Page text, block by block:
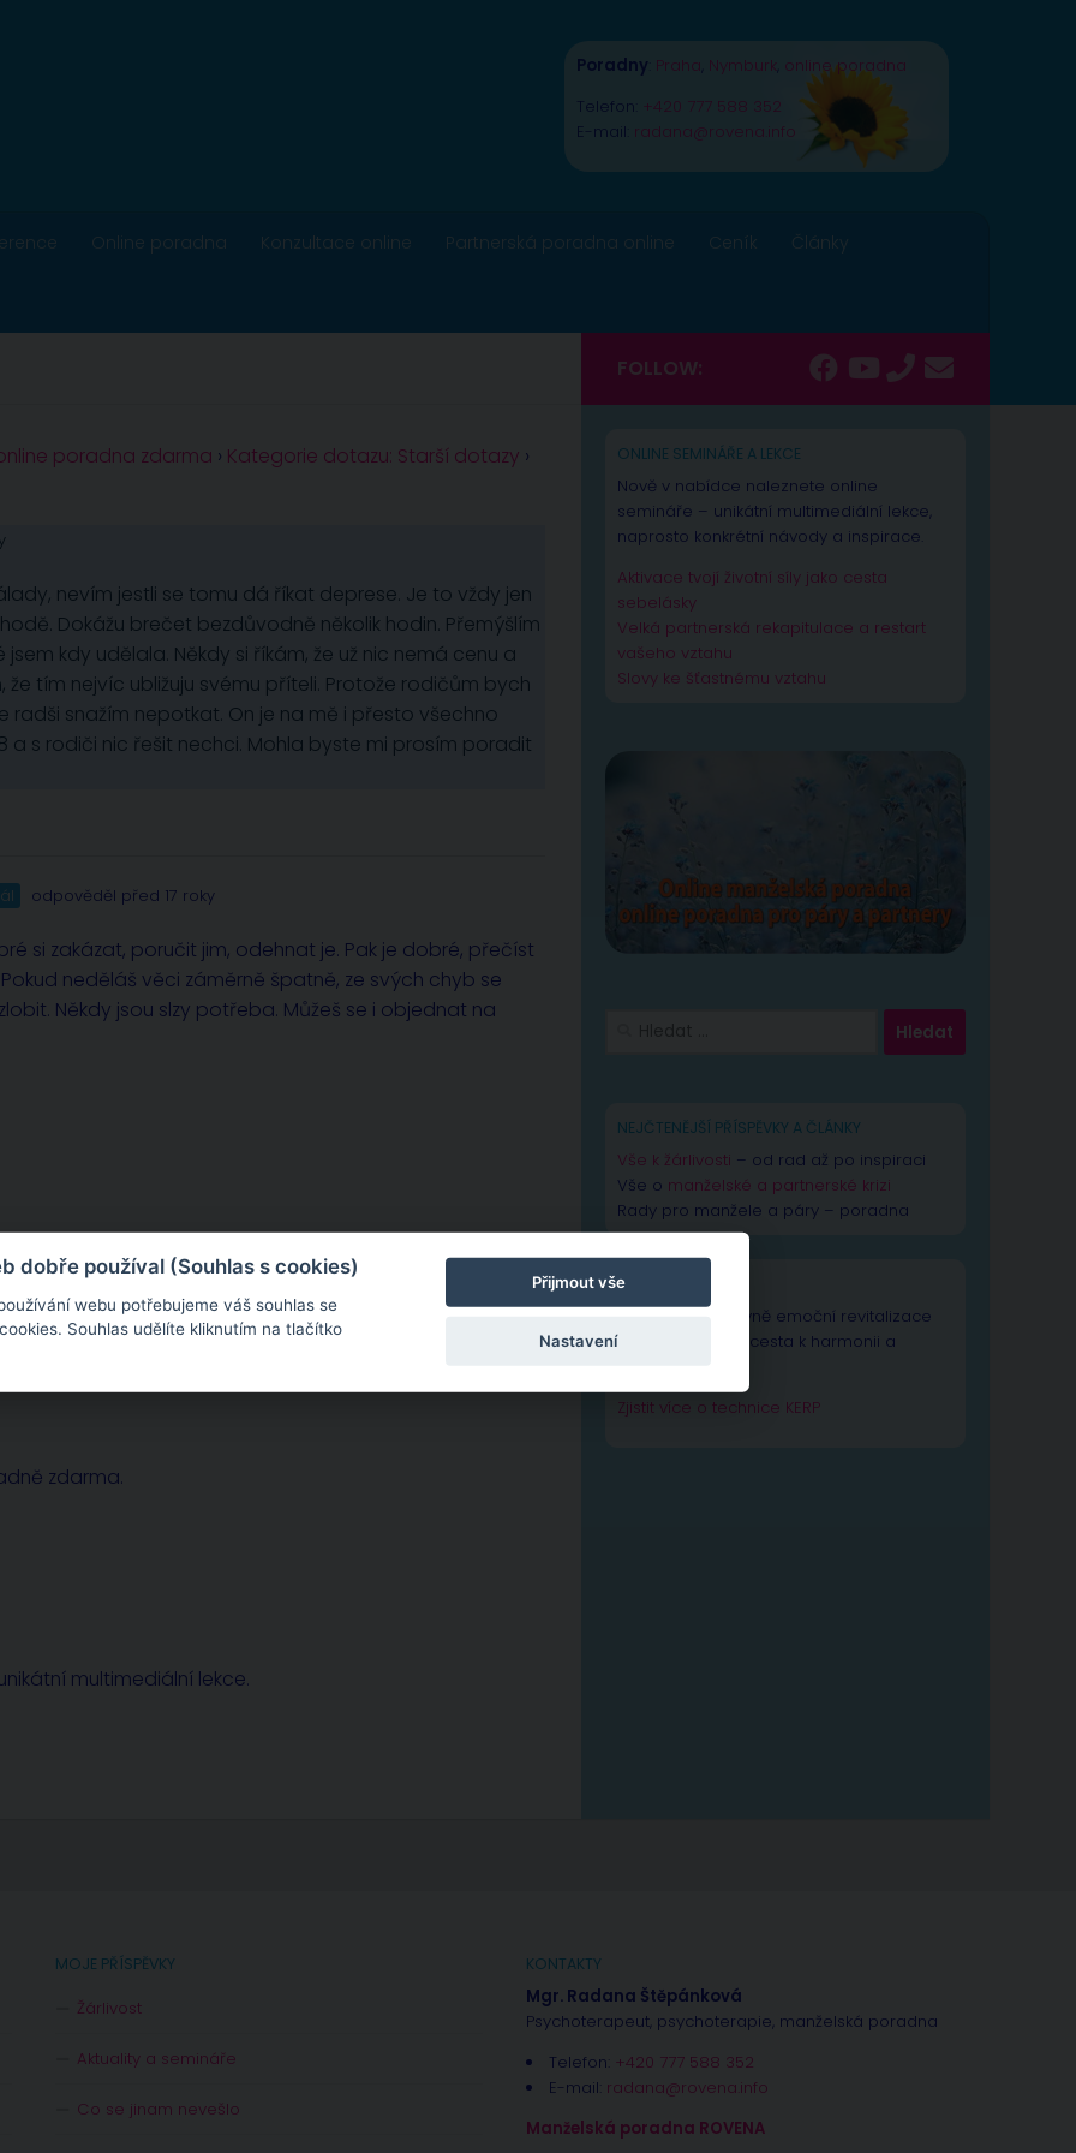
Poradny Praha Nymburk online poradna
Telefon: +420 777 588 352
E-mail: radana@rovena.info
Online poradna Konzultace online Partnerská poradna online Ceník Články
poradna zdarma › Kategorie dotazu: Starší dotazy ›
nevím jestli se tomu dá říkat deprese. Je to vždy jen
Dokážu brečet bezdůvodně několik hodin. Přemýšlím
kdy udělala. Někdy si říkám, že už nic nemá cenu a
tím nejvíc ubližuju svému příteli. Protože rodičům bych
radši snažím nepotkat. On je na mě i přesto všechno
a s rodiči nic řešit nechci. Mohla byste mi prosím poradit
odpověděl před 17 roky
si zakázat, poručit jim, odehnat je. Pak je dobré, přečíst
neděláš věci záměrně špatně, ze svých chyb se
Někdy jsou slzy potřeba. Můžeš se i objednat na
zcela konkrétní. Potřebujete-li dohovořit osobní
zdarma.
multimediální lekce.
FOLLOW:
ONLINE SEMINÁŘE A LEKCE
Nově v nabídce naleznete online
semináře – unikátní multimediální lekce,
naprosto konkrétní návody a inspirace.
Aktivace tvojí životní síly jako cesta
sebelásky
Velká partnerská rekapitulace a restart
vašeho vztahu
Slovy ke šťastnému vztahu
NEJČTENĚJŠÍ PŘÍSPĚVKY A ČLÁNKY
Vše k žárlivosti – od rad až po inspiraci
Vše o manželské a partnerské krizi
Rady pro manžele a páry – poradna
TECHNIKA KERP
Technika Kognitivně emoční revitalizace
psychiky – Vaše cesta k harmonii a
Zjistit více o technice KERP
MOJE PŘÍSPĚVKY
Žárlivost
Aktuality a semináře
Co se jinam nevešlo
KONTAKTY
Mgr. Radana Štěpánková
Psychoterapeut, psychoterapie, manželská poradna
Telefon: +420 777 588 352
E-mail: radana@rovena.info
Manželská poradna ROVENA
dobře používal (Souhlas s cookies)
webu potřebujeme váš souhlas se
Souhlas udělíte kliknutím na tlačítko
Přijmout vše
Nastavení